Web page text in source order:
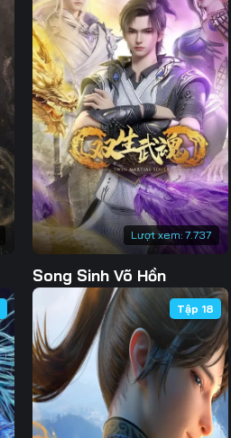
Lượt xem: 7.737
Song Sinh Võ Hồn
Tập 18